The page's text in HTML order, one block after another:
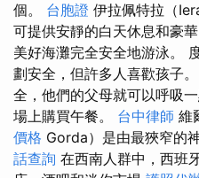
個。 台胞證 伊拉佩特拉（
可提供安靜的白天休息和豪
美好海灘完全安全地游泳。
劃安全，但許多人喜歡孩子
全，他們的父母就可以呼吸
場上購買午餐。 台中律師 維
價格 Gorda）是由最狹窄的
話查詢 在西南人群中，西班